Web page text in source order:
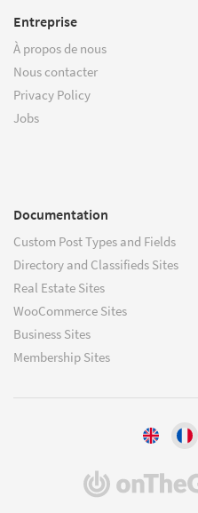
Entreprise
À propos de nous
Nous contacter
Privacy Policy
Jobs
Documentation
Custom Post Types and Fields
Directory and Classifieds Sites
Real Estate Sites
WooCommerce Sites
Business Sites
Membership Sites